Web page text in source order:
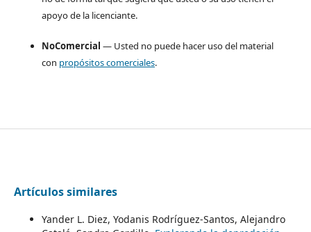
apoyo de la licenciante.
NoComercial — Usted no puede hacer uso del material
con propósitos comerciales.
Artículos similares
Yander L. Diez, Yodanis Rodríguez-Santos, Alejandro